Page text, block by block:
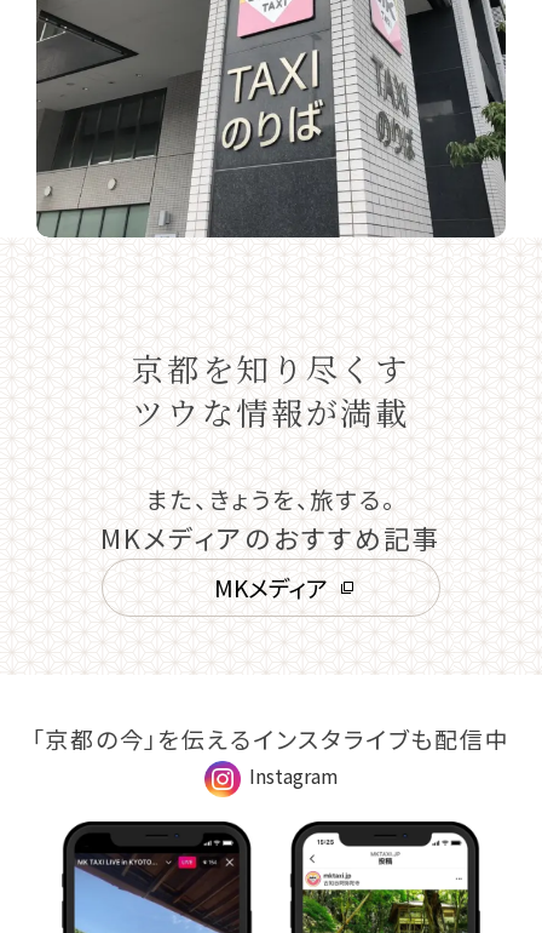
京都を知り尽くす
ツウな情報が満載
また、きょうを、旅する。
MKメディアのおすすめ記事
MKメディア
「京都の今」を伝えるインスタライブも配信中
Instagram